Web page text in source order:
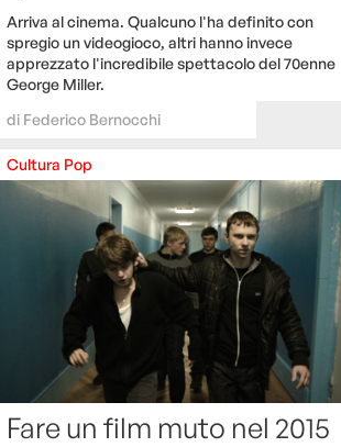
Arriva al cinema. Qualcuno l'ha definito con
spregio un videogioco, altri hanno invece
apprezzato l'incredibile spettacolo del 70enne
George Miller.
di Federico Bernocchi
Cultura Pop
Fare un film muto nel 2015